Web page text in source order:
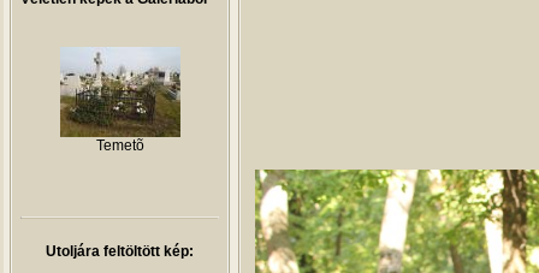
Utoljára feltöltött kép: